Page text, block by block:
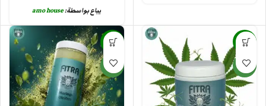
يباع بواسطة:amo house
-25%
جديد
-25%
جديد